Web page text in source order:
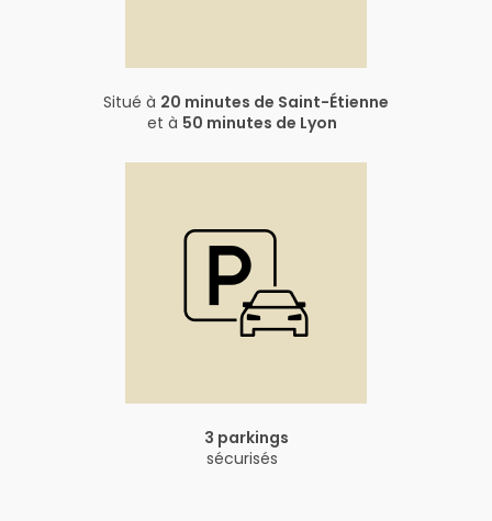
Situé à 20 minutes de Saint-Étienne
et à 50 minutes de Lyon
3 parkings
sécurisés